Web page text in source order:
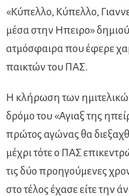
«Κύπελλο, Κύπελλο,
μέσα στην Ηπειρο»
ατμόσφαιρα που έφερε
παικτών του ΠΑΣ.
Η κλήρωση των
δρόμο του «Αγιαξ της
πρώτος αγώνας θα
μέχρι τότε ο ΠΑΣ
τις δύο προηγούμενες
στο τέλος έχασε είτε την